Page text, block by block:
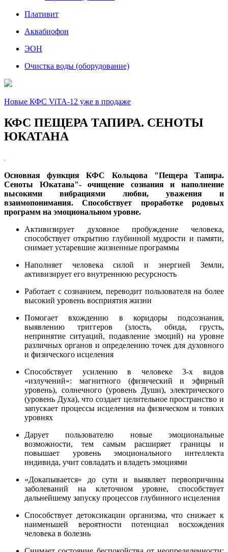
Плативит
Аквабиофон
ЭОН
Очистка воды (оборудование)
Новые КФС ViTA-12 уже в продаже
КФС ПЕЩЕРА ТАПИРА. СЕНОТЫ
ЮКАТАНА
Основная функция КФС Кольцова "Пещера Тапира.
Сеноты Юкатана"- очищение сознания и наполнение
высокими вибрациями любви, уважения и
взаимопонимания. Способствует проработке родовых
программ на эмоциональном уровне.
Активизирует духовное пробуждение человека,
способствует открытию глубинной мудрости и памяти,
снимает устаревшие жизненные программы
Наполняет человека силой и энергией Земли,
активизирует его внутреннюю ресурсность
Работает с сознанием, переводит пользователя на более
высокий уровень восприятия жизни
Помогает вхождению в коридоры подсознания,
выявлению триггеров (злость, обида, грусть,
непринятие ситуаций, подавление эмоций) на уровне
различных органов и определению точек для духовного
и физического исцеления
Способствует усилению в человеке 3-х видов
«излучений»: магнитного (физический и эфирный
уровень), солнечного (уровень Души), электрического
(уровень Духа), что создает целительное пространство и
запускает процессы исцеления на физическом и тонких
уровнях
Дарует пользователю новые эмоциональные
возможности, тем самым расширяет границы и
повышает уровень эмоционального интеллекта
индивида, учит совладать и владеть эмоциями
«Докапывается» до сути и выявляет первопричины
заболеваний на клеточном уровне, способствует
дальнейшему запуску процессов глубинного исцеления
Способствует детоксикации организма, что снижает к
наименьшей вероятности потенциал восхождения
человека в болезнь